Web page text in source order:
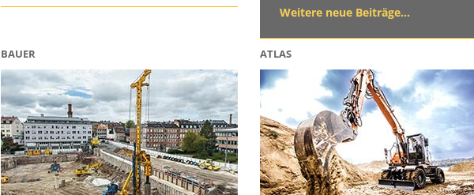
Weitere neue Beiträge...
BAUER ATLAS